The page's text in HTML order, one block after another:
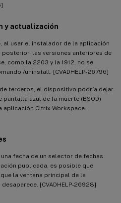
y actualización
al usar el instalador de la aplicación
posterior, las versiones anteriores de
como la 2203 y la 1912, no se
/uninstall. [CVADHELP-26796]
terceros, el dispositivo podría dejar
azul de la muerte (BSOD)
aplicación Citrix Workspace.
fecha de un selector de fechas
publicada, es posible que
la ventana principal de la
[CVADHELP-26928]